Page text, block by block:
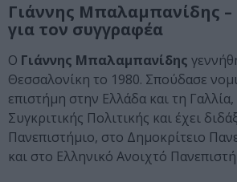
Γιάννης Μπαλαμπανίδης
για τον συγγραφέα
Ο Γιάννης Μπαλαμπανίδης
Θεσσαλονίκη το 1980. Σπούδασε
επιστήμη στην Ελλάδα και τη Γαλλία,
Συγκριτικής Πολιτικής και έχει
Πανεπιστήμιο, στο Δημοκρίτειο
και στο Ελληνικό Ανοιχτό